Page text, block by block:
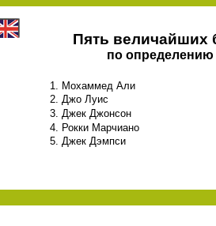
Пять величайших
по определению
1. Мохаммед Али
2. Джо Луис
3. Джек Джонсон
4. Рокки Марчиано
5. Джек Дэмпси